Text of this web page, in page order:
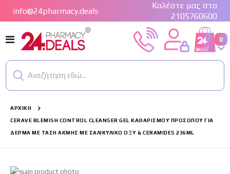
info@24pharmacy.deals
Καλέστε μας στο
2105760600
Εναλλαγή
Πλοήγησης
Cart
0
Αναζήτηση εδώ...
ΑΡΧΙΚΉ
CERAVE BLEMISH CONTROL CLEANSER GEL ΚΑΘΑΡΙΣΜΟΎ ΠΡΟΣΏΠΟΥ ΓΙΑ
ΔΈΡΜΑ ΜΕ ΤΆΣΗ ΑΚΜΉΣ ΜΕ ΣΑΛΙΚΥΛΙΚΌ ΟΞΎ & CERAMIDES 236ML
Μετάβαση